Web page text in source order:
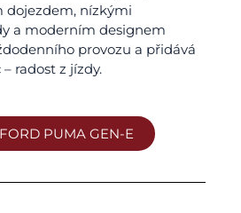
dojezdem, nízkými
a moderním designem
provozu a přidává
radost z jízdy.
PUMA GEN-E